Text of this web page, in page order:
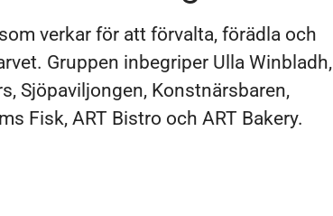
verkar för att förvalta, förädla och
Gruppen inbegriper Ulla Winbladh,
Sjöpaviljongen, Konstnärsbaren,
Fisk, ART Bistro och ART Bakery.